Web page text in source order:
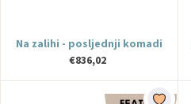
Na zalihi - posljednji komadi
€836,02